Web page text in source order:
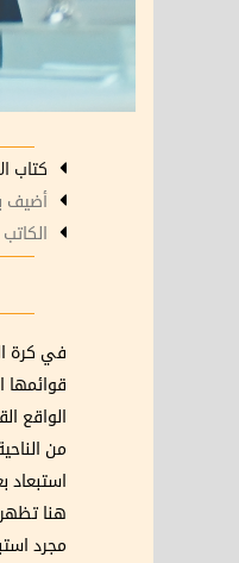
كتاب
أضيف
الكاتب
في كرة
قوائمها
الواقع
من
استبعاد
هنا
مجرد